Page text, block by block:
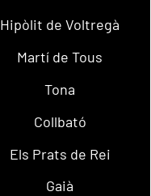
Hipòlit de Voltregà
Martí de Tous
Tona
Collbató
Els Prats de Rei
Gaià